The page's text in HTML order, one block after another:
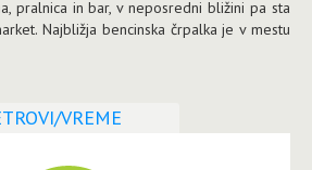
pralnica in bar, v neposredni bližini pa sta
Najbližja bencinska črpalka je v mestu
VREME